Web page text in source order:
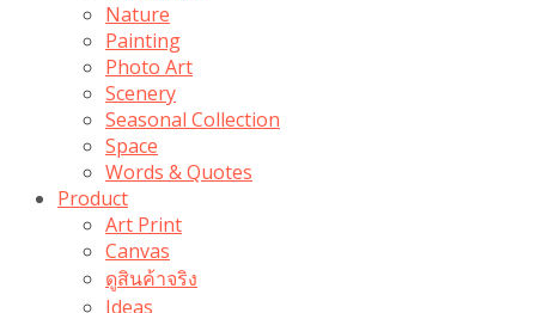
Nature
Painting
Photo Art
Scenery
Seasonal Collection
Space
Words & Quotes
Product
Art Print
Canvas
ดูสินค้าจริง
Ideas